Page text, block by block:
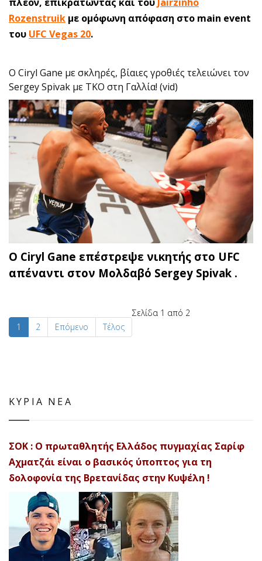
Rozenstruik με ομόφωνη απόφαση στο main event
του UFC Vegas 20.
O Ciryl Gane με σκληρές, βίαιες γροθιές τελειώνει τον
Sergey Spivak με ΤΚΟ στη Γαλλία! (vid)
O Ciryl Gane επέστρεψε νικητής στο UFC
απέναντι στον Μολδαβό Sergey Spivak .
Σελίδα 1 από 2
1
2 Επόμενο Τέλος
ΚΥΡΙΑ ΝΕΑ
ΣΟΚ : Ο πρωταθλητής Ελλάδος πυγμαχίας Σαρίφ
Αχματζάι είναι ο βασικός ύποπτος για τη
δολοφονία της Βρετανίδας στην Κυψέλη !